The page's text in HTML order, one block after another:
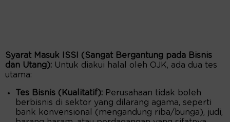
Syarat Masuk ISSI (Sangat Bergantung pada Bisnis
dan Utang): Untuk diakui halal oleh OJK, ada dua tes
utama:
Tes Bisnis (Kualitatif): Perusahaan tidak boleh
berbisnis di sektor yang dilarang agama, seperti
bank konvensional (mengandung riba/bunga), judi,